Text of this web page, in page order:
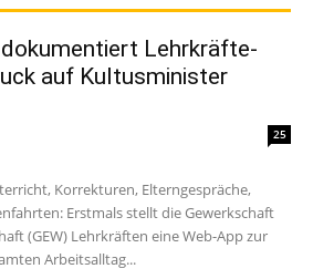
dokumentiert Lehrkräfte-
auf Kultusminister
25
Korrekturen, Elterngespräche,
Erstmals stellt die Gewerkschaft
(GEW) Lehrkräften eine Web-App zur
Arbeitsalltag...